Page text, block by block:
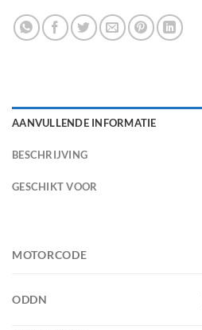
AANVULLENDE INFORMATIE
BESCHRIJVING
GESCHIKT VOOR
MOTORCODE
ODDN